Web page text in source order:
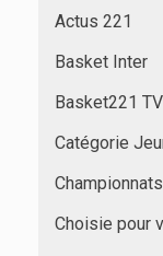
Actus 221
Basket Inter
Basket221 TV
Catégorie
Choisie pour